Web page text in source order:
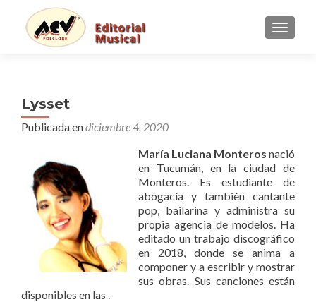
Lysset
Publicada endiciembre 4, 2020
María Luciana Monteros nació
en Tucumán, en la ciudad de
Monteros. Es estudiante de
abogacía y también cantante
pop, bailarina y administra su
propia agencia de modelos. Ha
editado un trabajo discográfico
en 2018, donde se anima a
componer y a escribir y mostrar
sus obras. Sus canciones están
disponibles en las .